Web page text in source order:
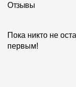
Отзывы
Пока никто не
первым!